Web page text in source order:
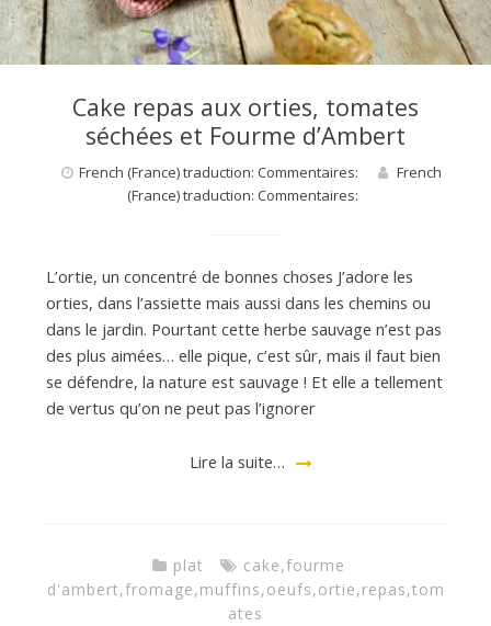
Cake repas aux orties, tomates
séchées et Fourme d’Ambert
French (France) traduction: Commentaires:
French
(France) traduction: Commentaires:
L’ortie, un concentré de bonnes choses J’adore les
orties, dans l’assiette mais aussi dans les chemins ou
dans le jardin. Pourtant cette herbe sauvage n’est pas
des plus aimées… elle pique, c’est sûr, mais il faut bien
se défendre, la nature est sauvage ! Et elle a tellement
de vertus qu’on ne peut pas l’ignorer
Lire la suite…
plat cake,fourme
d'ambert,fromage,muffins,oeufs,ortie,repas,tom
ates